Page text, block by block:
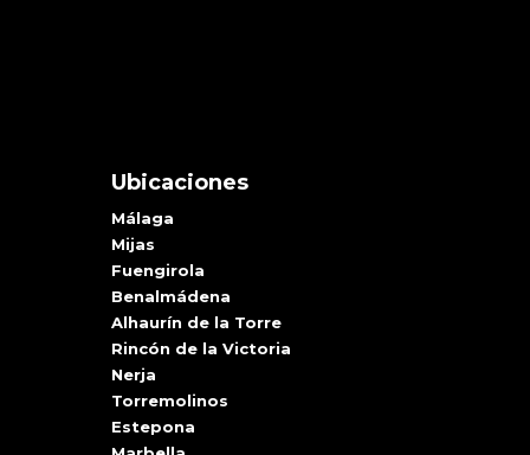
Ubicaciones
Málaga
Mijas
Fuengirola
Benalmádena
Alhaurín de la Torre
Rincón de la Victoria
Nerja
Torremolinos
Estepona